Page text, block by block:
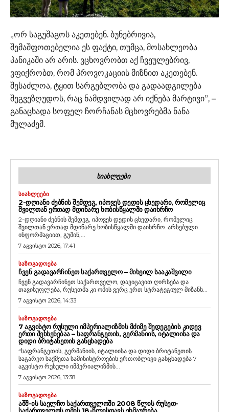
„ორ საგუშაგოს აკეთებენ. ბუნებრივია,
შემაშფოთებელია ეს ფაქტი, თუმცა, მოსახლეობა
პანიკაში არ არის. ვცხოვრობთ აქ ჩვეულებრივ,
ვფიქრობთ, რომ პროვოკაციის მიზნით აკეთებენ.
შესაძლოა, ტყით სარგებლობა და გადაადგილება
შეგვეზღუდოს, რაც ნამდვილად არ იქნება მარტივი”, –
განაცხადა სოფელ ჩორჩანას მცხოვრებმა ნანა
მულაძემ.
ᲡᲘᲐᲮᲚᲔᲔᲑᲘ
ᲡᲘᲐᲮᲚᲔᲔᲑᲘ
2-ᲓᲦᲘᲐᲜᲘ ᲫᲔᲑᲜᲘᲡ ᲨᲔᲛᲓᲔᲒ, ᲘᲞᲝᲕᲔᲡ ᲓᲔᲓᲘᲡ ᲪᲮᲔᲓᲐᲠᲘ, ᲠᲝᲛᲔᲚᲘᲪ
ᲨᲕᲘᲚᲗᲐᲜ ᲔᲠᲗᲐᲓ ᲛᲓᲘᲜᲐᲠᲔ ᲮᲝᲑᲘᲡᲬᲧᲐᲚᲨᲘ ᲓᲐᲘᲮᲠᲩᲝ
2-დღიანი ძებნის შემდეგ, იპოვეს დედის ცხედარი, რომელიც
შვილთან ერთად მდინარე ხობისწყალში დაიხრჩო. არსებული
ინფორმაციით, გუშინ,...
7 აგვისტო 2026, 17:41
ᲡᲐᲖᲝᲒᲐᲓᲝᲔᲑᲐ
ᲩᲕᲔᲜ ᲒᲐᲓᲐᲕᲐᲠᲩᲘᲜᲔᲗ ᲡᲐᲥᲐᲠᲗᲕᲔᲚᲝ – ᲛᲘᲮᲔᲘᲚ ᲡᲐᲐᲙᲐᲨᲕᲘᲚᲘ
ჩვენ გადავარჩინეთ საქართველო, დავიცავით ღირსება და
თავისუფლება, რუსეთმა კი ომის ვერც ერთ სტრატეგიულ მიზანს...
7 აგვისტო 2026, 14:33
ᲡᲐᲖᲝᲒᲐᲓᲝᲔᲑᲐ
7 ᲐᲒᲕᲘᲡᲢᲝ ᲠᲣᲡᲣᲚᲘ ᲘᲛᲞᲔᲠᲘᲐᲚᲘᲖᲛᲘᲡ ᲛᲫᲘᲛᲔ ᲨᲔᲓᲔᲒᲔᲑᲘᲡ ᲙᲘᲓᲔᲕ
ᲔᲠᲗᲘ ᲨᲔᲮᲡᲔᲜᲔᲑᲐᲐ – ᲡᲐᲤᲠᲐᲜᲒᲔᲗᲘᲡ, ᲒᲔᲠᲛᲐᲜᲘᲘᲡ, ᲘᲢᲐᲚᲘᲘᲡᲐ ᲓᲐ
ᲓᲘᲓᲘ ᲑᲠᲘᲢᲐᲜᲔᲗᲘᲡ ᲒᲐᲜᲪᲮᲐᲓᲔᲑᲐ
“საფრანგეთის, გერმანიის, იტალიისა და დიდი ბრიტანეთის
საგარეო საქმეთა სამინისტროების ერთობლივი განცხადება 7
აგვისტო რუსული იმპერიალიზმის...
7 აგვისტო 2026, 13:38
ᲡᲐᲖᲝᲒᲐᲓᲝᲔᲑᲐ
ᲐᲨᲨ-ᲘᲡ ᲡᲐᲔᲚᲩᲝ ᲡᲐᲥᲐᲠᲗᲕᲔᲚᲝᲨᲘ 2008 ᲬᲚᲘᲡ ᲠᲣᲡᲔᲗ-